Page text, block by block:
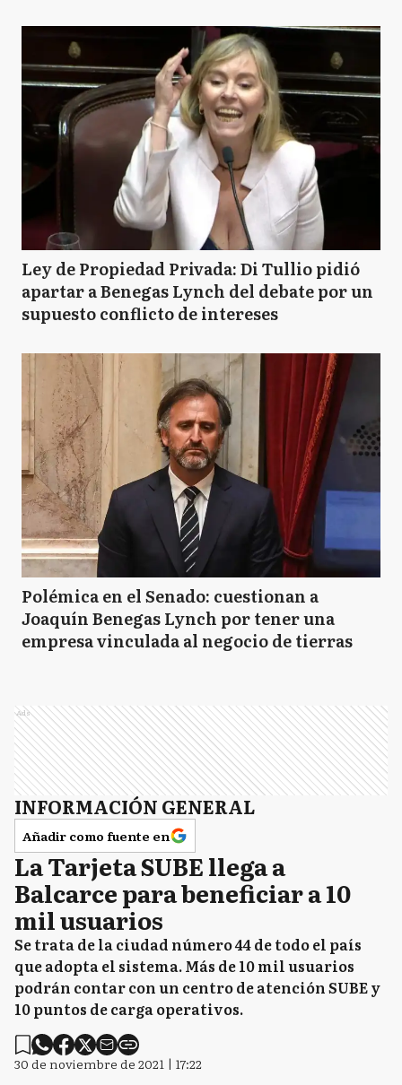
Ley de Propiedad Privada: Di Tullio pidió
apartar a Benegas Lynch del debate por un
supuesto conflicto de intereses
Polémica en el Senado: cuestionan a
Joaquín Benegas Lynch por tener una
empresa vinculada al negocio de tierras
Ads
INFORMACIÓN GENERAL
Añadir como fuente en
La Tarjeta SUBE llega a
Balcarce para beneficiar a 10
mil usuarios
Se trata de la ciudad número 44 de todo el país
que adopta el sistema. Más de 10 mil usuarios
podrán contar con un centro de atención SUBE y
10 puntos de carga operativos.
30 de noviembre de 2021 | 17:22